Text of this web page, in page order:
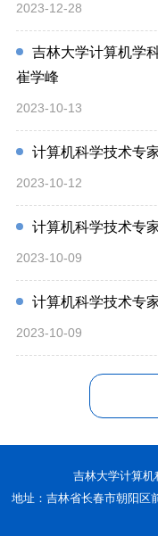
2023-12-28
吉林大学计算机学
崔学峰
2023-10-13
计算机科学技术专
2023-10-12
计算机科学技术专
2023-10-09
计算机科学技术专
2023-10-09
吉林大学计算
地址：吉林省长春市朝阳区